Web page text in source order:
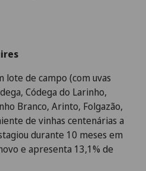
lote de campo (com uvas
Códega do Larinho,
Branco, Arinto, Folgazão,
de vinhas centenárias a
durante 10 meses em
e apresenta 13,1% de